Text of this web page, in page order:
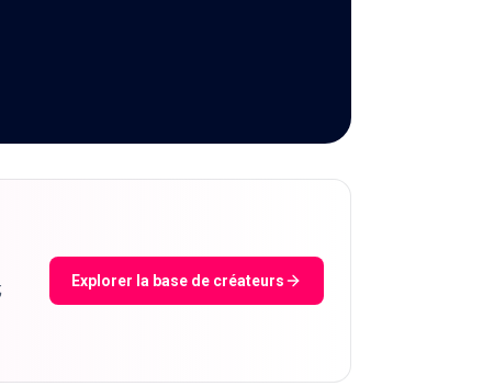
Explorer la base de créateurs